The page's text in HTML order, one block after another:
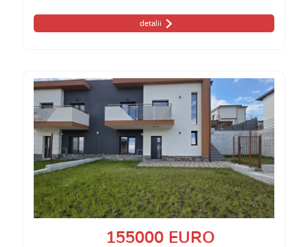
detalii
155000 EURO